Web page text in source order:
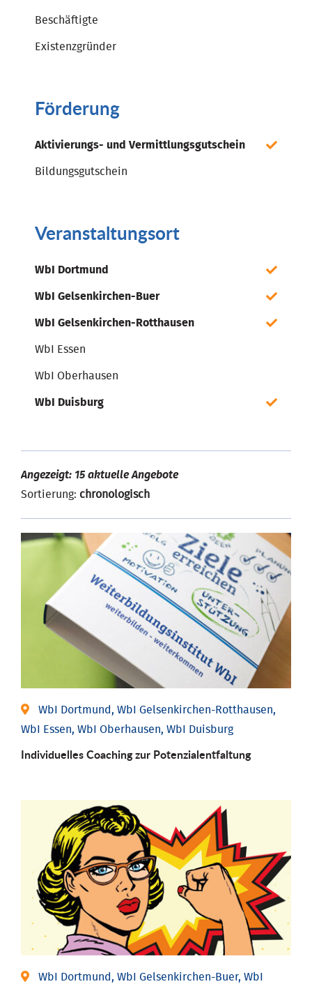
Beschäftigte
Existenzgründer
Förderung
Aktivierungs- und Vermittlungsgutschein
Bildungsgutschein
Veranstaltungsort
WbI Dortmund
WbI Gelsenkirchen-Buer
WbI Gelsenkirchen-Rotthausen
WbI Essen
WbI Oberhausen
WbI Duisburg
Angezeigt: 15 aktuelle Angebote
Sortierung: chronologisch
WbI Dortmund, WbI Gelsenkirchen-Rotthausen,
WbI Essen, WbI Oberhausen, WbI Duisburg
Individuelles Coaching zur Potenzialentfaltung
WbI Dortmund, WbI Gelsenkirchen-Buer, WbI